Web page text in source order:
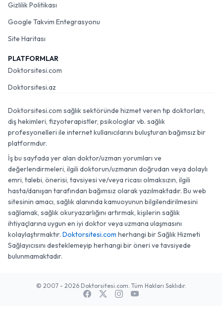
Gizlilik Politikası
Google Takvim Entegrasyonu
Site Haritası
PLATFORMLAR
Doktorsitesi.com
Doktorsitesi.az
Doktorsitesi.com sağlık sektöründe hizmet veren tıp doktorları,
diş hekimleri, fizyoterapistler, psikologlar vb. sağlık
profesyonelleri ile internet kullanıcılarını buluşturan bağımsız bir
platformdur.
İş bu sayfada yer alan doktor/uzman yorumları ve
değerlendirmeleri, ilgili doktorun/uzmanın doğrudan veya dolaylı
emri, talebi, önerisi, tavsiyesi ve/veya ricası olmaksızın, ilgili
hasta/danışan tarafından bağımsız olarak yazılmaktadır. Bu web
sitesinin amacı, sağlık alanında kamuoyunun bilgilendirilmesini
sağlamak, sağlık okuryazarlığını artırmak, kişilerin sağlık
ihtiyaçlarına uygun en iyi doktor veya uzmana ulaşmasını
kolaylaştırmaktır. Doktorsitesi.com herhangi bir Sağlık Hizmeti
Sağlayıcısını desteklemeyip herhangi bir öneri ve tavsiyede
bulunmamaktadır.
© 2007 - 2026 Doktorsitesi.com. Tüm Hakları Saklıdır.